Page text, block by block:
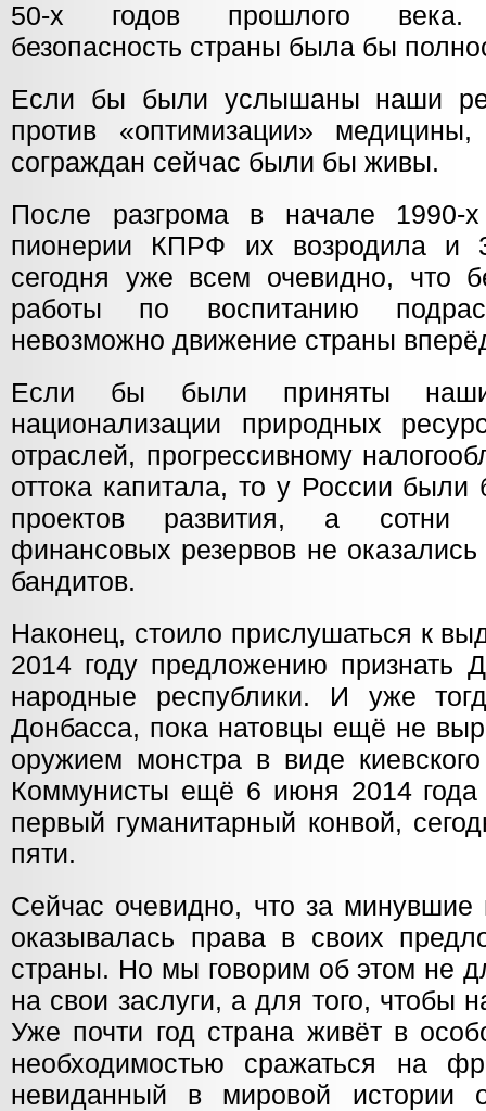
50-х годов прошлого века.
безопасность страны была бы
Если бы были услышаны наши
против «оптимизации»
сограждан сейчас были бы живы.
После разгрома в начале 1990-
пионерии КПРФ их возродила и
сегодня уже всем очевидно, что
работы по воспитанию
невозможно движение страны
Если бы были приняты
национализации природных
отраслей, прогрессивному
оттока капитала, то у России были
проектов развития, а сотни
финансовых резервов не
бандитов.
Наконец, стоило прислушаться к
2014 году предложению признать
народные республики. И уже
Донбасса, пока натовцы ещё не
оружием монстра в виде
Коммунисты ещё 6 июня 2014 года
первый гуманитарный конвой,
пяти.
Сейчас очевидно, что за
оказывалась права в своих
страны. Но мы говорим об этом не
на свои заслуги, а для того, чтобы
Уже почти год страна живёт в
необходимостью сражаться на
невиданный в мировой истории